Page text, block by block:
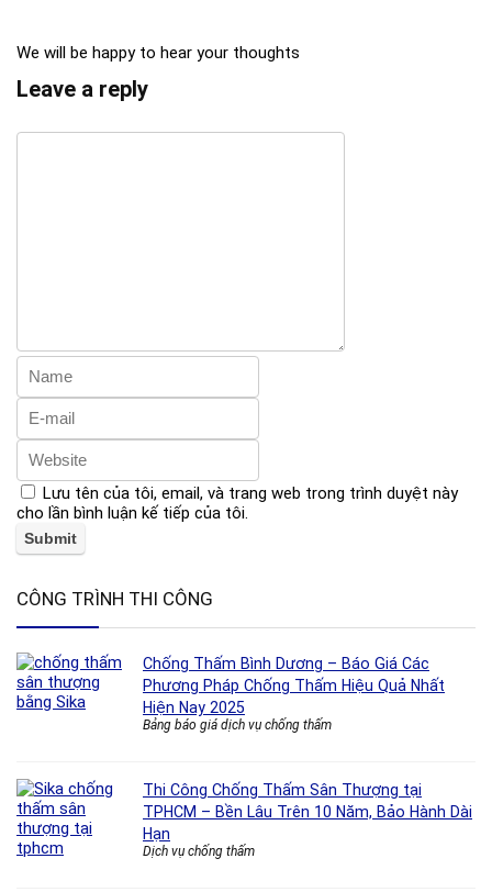
We will be happy to hear your thoughts
Leave a reply
Lưu tên của tôi, email, và trang web trong trình duyệt này
cho lần bình luận kế tiếp của tôi.
CÔNG TRÌNH THI CÔNG
Chống Thấm Bình Dương – Báo Giá Các
Phương Pháp Chống Thấm Hiệu Quả Nhất
Hiện Nay 2025
Bảng báo giá dịch vụ chống thấm
Thi Công Chống Thấm Sân Thượng tại
TPHCM – Bền Lâu Trên 10 Năm, Bảo Hành Dài
Hạn
Dịch vụ chống thấm